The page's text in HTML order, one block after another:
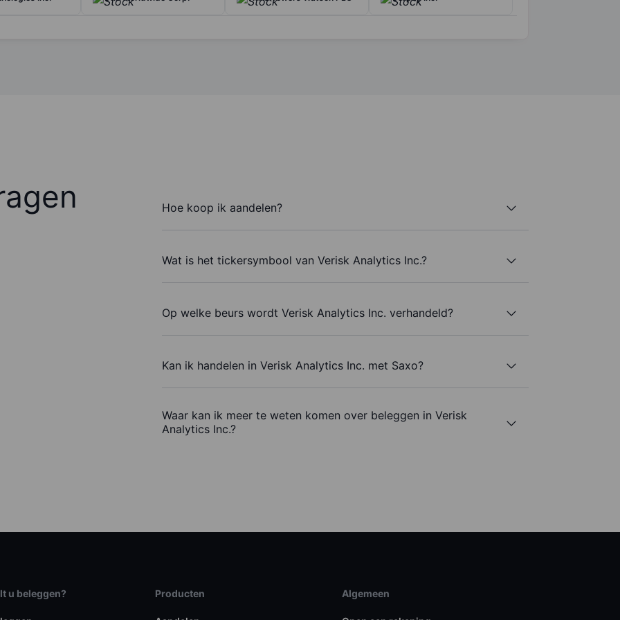
Hoe koop ik aandelen?
Wat is het tickersymbool van Verisk Analytics Inc.?
Op welke beurs wordt Verisk Analytics Inc. verhandeld?
Kan ik handelen in Verisk Analytics Inc. met Saxo?
Waar kan ik meer te weten komen over beleggen in Verisk
Analytics Inc.?
u beleggen? Producten Algemeen